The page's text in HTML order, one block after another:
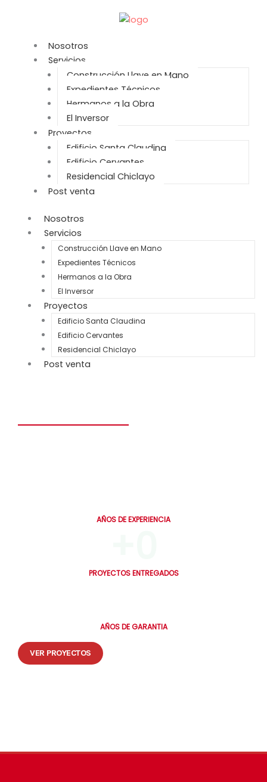
Nosotros
Servicios
Construcción Llave en Mano
Expedientes Técnicos
Hermanos a la Obra
El Inversor
Proyectos
Edificio Santa Claudina
Edificio Cervantes
Residencial Chiclayo
Post venta
Nosotros
Servicios
Construcción Llave en Mano
Expedientes Técnicos
Hermanos a la Obra
El Inversor
Proyectos
Edificio Santa Claudina
Edificio Cervantes
Residencial Chiclayo
Post venta
AÑOS DE EXPERIENCIA
PROYECTOS ENTREGADOS
AÑOS DE GARANTIA
VER PROYECTOS